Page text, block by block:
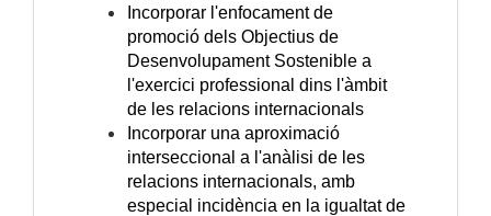
Incorporar l'enfocament de
promoció dels Objectius de
Desenvolupament Sostenible a
l'exercici professional dins l'àmbit
de les relacions internacionals
Incorporar una aproximació
interseccional a l'anàlisi de les
relacions internacionals, amb
especial incidència en la igualtat de